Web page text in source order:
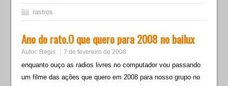
rastros
Ano do rato.O que quero para 2008 no bailux
Autor: Regis 7 de fevereiro de 2008
enquanto ouço as radios livres no computador vou passando
um filme das ações que quero em 2008 para nosso grupo no